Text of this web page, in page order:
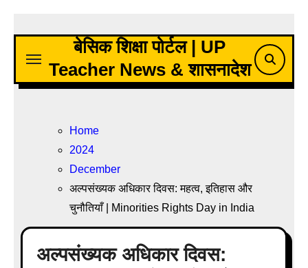
content
बेसिक शिक्षा पोर्टल | UP
Teacher News & शासनादेश
Home
2024
December
अल्पसंख्यक अधिकार दिवस: महत्व, इतिहास और
चुनौतियाँ | Minorities Rights Day in India
अल्पसंख्यक अधिकार दिवस: